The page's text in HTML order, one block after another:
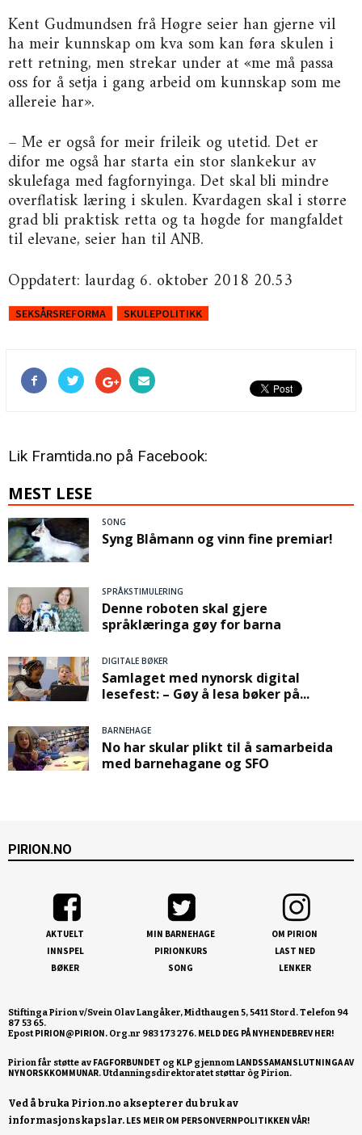
Kent Gudmundsen frå Høgre seier han gjerne vil
ha meir kunnskap om kva som kan føra skulen i
rett retning, men strekar under at «me må passa
oss for å setja i gang arbeid om kunnskap som me
allereie har».
– Me er også for meir frileik og utetid. Det er
difor me også har starta ein stor slankekur av
skulefaga med fagfornyinga. Det skal bli mindre
overflatisk læring i skulen. Kvardagen skal i større
grad bli praktisk retta og ta høgde for mangfaldet
til elevane, seier han til ANB.
Oppdatert: laurdag 6. oktober 2018 20.53
SEKSÅRSREFORMA SKULEPOLITIKK
Lik Framtida.no på Facebook:
MEST LESE
SONG
Syng Blåmann og vinn fine premiar!
SPRÅKSTIMULERING
Denne roboten skal gjere
språklæringa gøy for barna
DIGITALE BØKER
Samlaget med nynorsk digital
lesefest: – Gøy å lesa bøker på...
BARNEHAGE
No har skular plikt til å samarbeida
med barnehagane og SFO
PIRION.NO
AKTUELT
INNSPEL
BØKER
MIN BARNEHAGE
PIRIONKURS
SONG
OM PIRION
LAST NED
LENKER
Stiftinga Pirion v/Svein Olav Langåker, Midthaugen 5, 5411 Stord. Telefon 94
87 53 65.
Epost PIRION@PIRION. Org.nr 983 173 276. MELD DEG PÅ NYHENDEBREV HER!
Pirion får støtte av FAGFORBUNDET og KLP gjennom LANDSSAMANSLUTNINGA AV
NYNORSKKOMMUNAR
Ved å bruka Pirion.no aksepterer du bruk av
informasjonskapslar. LES MEIR OM PERSONVERNPOLITIKKEN VÅR!